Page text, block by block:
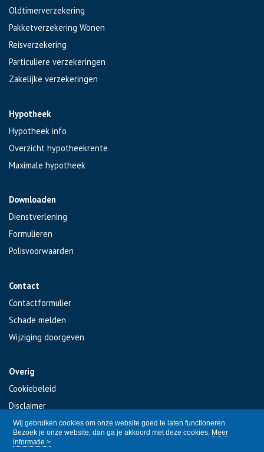
Wij gebruiken cookies om onze website goed te laten functioneren.
Bezoek je onze website, dan ga je akkoord met deze cookies. Meer
informatie >
Oldtimerverzekering
Pakketverzekering Wonen
Reisverzekering
Particuliere verzekeringen
Zakelijke verzekeringen
Hypotheek
Hypotheek info
Overzicht hypotheekrente
Maximale hypotheek
Downloaden
Dienstverlening
Formulieren
Polisvoorwaarden
Contact
Contactformulier
Schade melden
Wijziging doorgeven
Overig
Cookiebeleid
Disclaimer
Privacy